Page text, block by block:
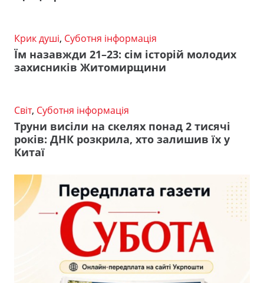
Крик душі, Суботня інформація
Їм назавжди 21–23: сім історій молодих
захисників Житомирщини
Світ, Суботня інформація
Труни висіли на скелях понад 2 тисячі
років: ДНК розкрила, хто залишив їх у
Китаї